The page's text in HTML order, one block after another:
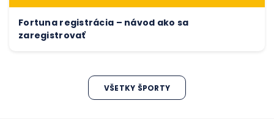
Fortuna registrácia – návod ako sa
zaregistrovať
VŠETKY ŠPORTY